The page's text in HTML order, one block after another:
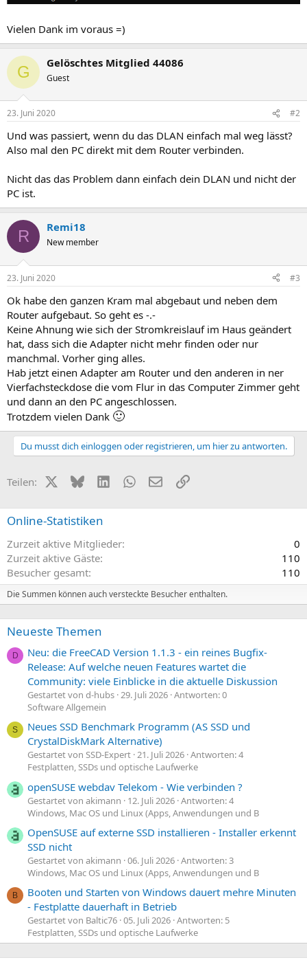
Vielen Dank im voraus =)
G Gelöschtes Mitglied 44086
Guest
23. Juni 2020 #2
Und was passiert, wenn du das DLAN einfach mal weg lässt?
Also mal den PC direkt mit dem Router verbinden.
Nicht das das Problem dann einfach dein DLAN und nicht der
PC ist.
R Remi18
New member
23. Juni 2020 #3
Ok habe den ganzen Kram mal abgebaut und neben dem
Router aufgebaut. So geht es -.-
Keine Ahnung wie sich der Stromkreislauf im Haus geändert
hat, dass sich die Adapter nicht mehr finden oder nur
manchmal. Vorher ging alles.
Hab jetzt einen Adapter am Router und den anderen in ner
Vierfachsteckdose die vom Flur in das Computer Zimmer geht
und dann an den PC angeschlossen.
Trotzdem vielen Dank 🙂
Du musst dich einloggen oder registrieren, um hier zu antworten.
Teilen: X (Twitter)
BlueskyLinkedInWhatsApp
E-MailLink
Online-Statistiken
Zurzeit aktive Mitglieder
0
Zurzeit aktive Gäste
110
Besucher gesamt
110
Die Summen können auch versteckte Besucher enthalten.
Neueste Themen
D
Neu: die FreeCAD Version 1.1.3 - ein reines Bugfix-
Release: Auf welche neuen Features wartet die
Community: viele Einblicke in die aktuelle Diskussion
Gestartet von d-hubs 29. Juli 2026 Antworten: 0
Software Allgemein
S
Neues SSD Benchmark Programm (AS SSD und
CrystalDiskMark Alternative)
Gestartet von SSD-Expert 21. Juli 2026 Antworten: 4
Festplatten, SSDs und optische Laufwerke
openSUSE webdav Telekom - Wie verbinden ?
Gestartet von akimann 12. Juli 2026 Antworten: 4
Windows, Mac OS und Linux (Apps, Anwendungen und B
OpenSUSE auf externe SSD installieren - Installer erkennt
SSD nicht
Gestartet von akimann 06. Juli 2026 Antworten: 3
Windows, Mac OS und Linux (Apps, Anwendungen und B
B
Booten und Starten von Windows dauert mehre Minuten
- Festplatte dauerhaft in Betrieb
Gestartet von Baltic76 05. Juli 2026 Antworten: 5
Festplatten, SSDs und optische Laufwerke